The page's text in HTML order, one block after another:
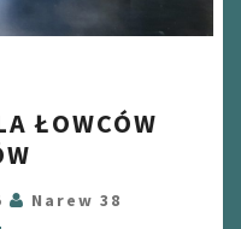
ŁOWCÓW
Narew 38